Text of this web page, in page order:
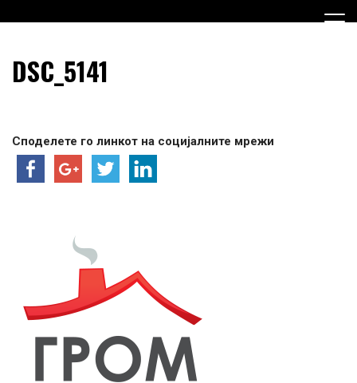
to
Граѓанска Опција за
Македонија
DSC_5141
Споделете го линкот на социјалните мрежи